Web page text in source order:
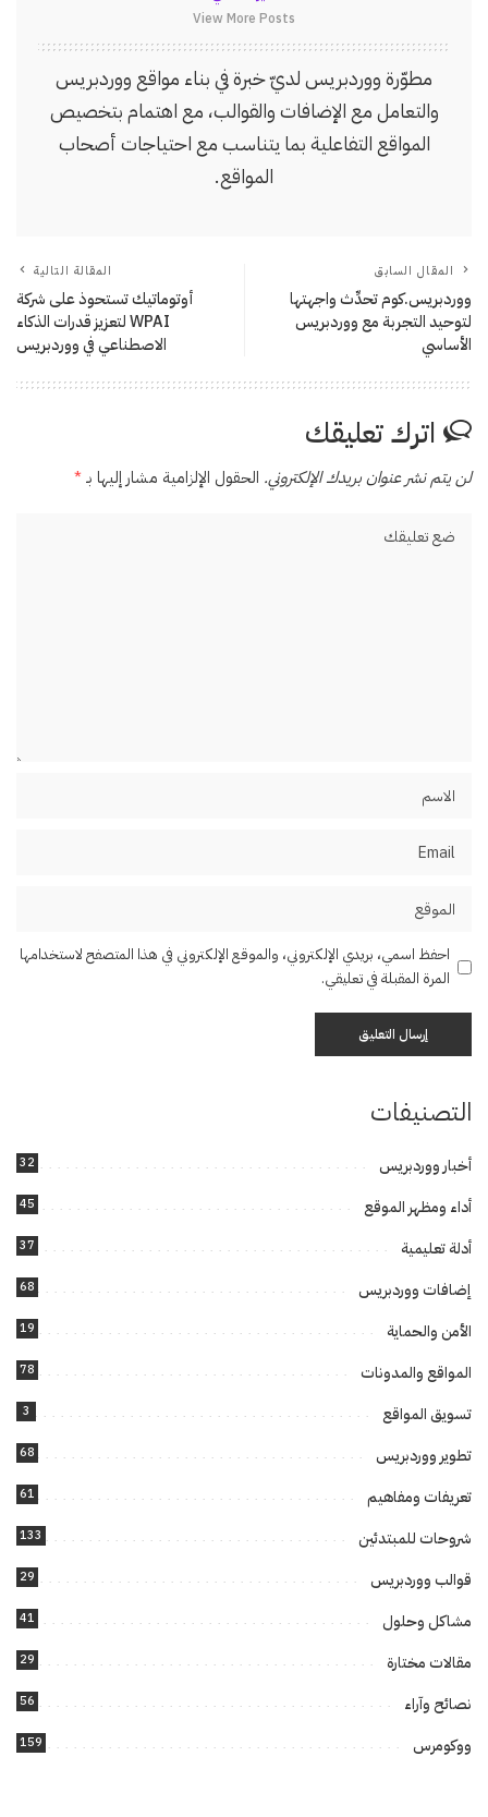
View More Posts
مطوّرة ووردبريس لديّ خبرة في بناء مواقع ووردبريس
والتعامل مع الإضافات والقوالب، مع اهتمام بتخصيص
المواقع التفاعلية بما يتناسب مع احتياجات أصحاب
المواقع.
المقال السابق
ووردبريس.كوم تحدِّث واجهتها
لتوحيد التجربة مع ووردبريس
الأساسي
المقالة التالية
أوتوماتيك تستحوذ على شركة
WPAI لتعزيز قدرات الذكاء
الاصطناعي في ووردبريس
اترك تعليقك
لن يتم نشر عنوان بريدك الإلكتروني. الحقول الإلزامية مشار إليها بـ*
احفظ اسمي، بريدي الإلكتروني، والموقع الإلكتروني في هذا المتصفح لاستخدامها
المرة المقبلة في تعليقي.
التصنيفات
أخبار ووردبريس 32
أداء ومظهر الموقع 45
أدلة تعليمية 37
إضافات ووردبريس 68
الأمن والحماية 19
المواقع والمدونات 78
تسويق المواقع 3
تطوير ووردبريس 68
تعريفات ومفاهيم 61
شروحات للمبتدئين 133
قوالب ووردبريس 29
مشاكل وحلول 41
مقالات مختارة 29
نصائح وآراء 56
ووكومرس 159